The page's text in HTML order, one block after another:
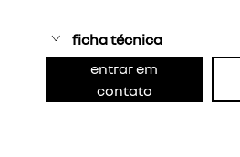
ficha técnica
entrar em
contato